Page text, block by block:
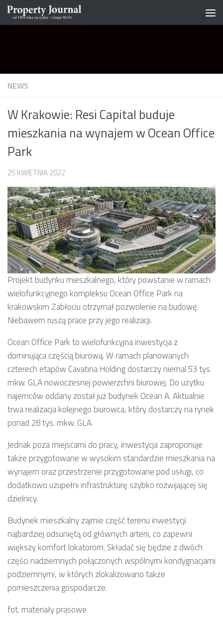
Skip to content
NEWS
W Krakowie: Resi Capital buduje
mieszkania na wynajem w Ocean Office
Park
25 KWIETNIA 2022
Projekt budynku mieszkalnego, który powstanie w ramach
wielofunkcyjnego kompleksu Ocean Office Park na
krakowskim Zabłociu otrzymał pozwolenie na budowę.
Niebawem ruszą prace przy jego realizacji.
Ocean Office Park to wielofunkcyjna inwestycja z
dominująca częścią biurową. W ramach planowanych
czterech etapów Cavatina Holding dostarczy niemal 53 tys.
mkw. GLA nowoczesnej powierzchni biurowej. Do użytku
najemców oddany został już budynek Ocean A. Aktualnie
trwa realizacja kolejnego biurowca, który dostarczy na rynek
ponad 28 tys. mkw. GLA.
Jednak poza miejscami do pracy, inwestycja zaproponuje
także przygotowane w wysokim standardzie mieszkania na
wynajem oraz przestrzenie przygotowane pod usługi, co
dodatkowo uzupełni infrastrukturę szybko rozwijającej się
dzielnicy.
Budynek mieszkalny zajmie część terenu inwestycji
najbardziej odsuniętą od głównych arterii, co zapewni
większy komfort lokatorom. Składać się będzie z dwóch
części nadziemnych połączonych wspólnymi kondygnacjami
podziemnymi, w których zlokalizowano także
pomieszczenia gospodarcze.
fot. materiały prasowe